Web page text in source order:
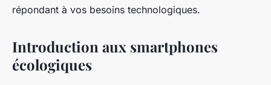
répondant à vos besoins technologiques.
Introduction aux smartphones
écologiques